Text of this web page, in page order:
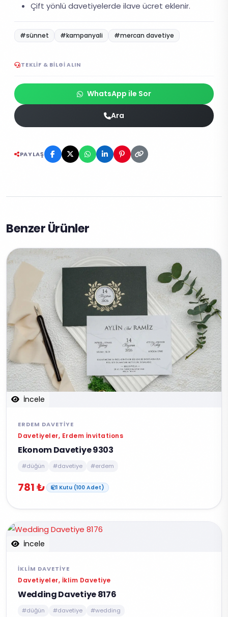
Çift yönlü davetiyelerde ilave ücret eklenir.
#sünnet #kampanyali #mercan davetiye
TEKLIF & BILGI ALIN
WhatsApp ile Sor
Ara
PAYLAŞ
Benzer Ürünler
İncele
ERDEM DAVETIYE
Davetiyeler, Erdem İnvitations
Ekonom Davetiye 9303
#düğün #davetiye #erdem
781 ₺ 1 Kutu (100 Adet)
İncele
İKLIM DAVETIYE
Davetiyeler, İklim Davetiye
Wedding Davetiye 8176
#düğün #davetiye #wedding